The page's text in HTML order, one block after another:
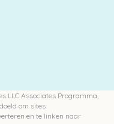
LLC Associates Programma,
om sites
en te linken naar